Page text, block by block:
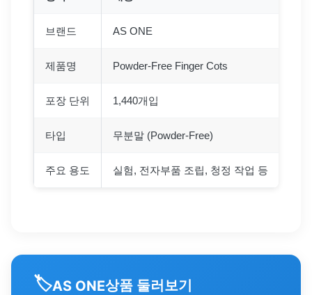
브랜드 AS ONE
제품명 Powder-Free Finger Cots
포장 단위 1,440개입
타입 무분말 (Powder-Free)
주요 용도 실험, 전자부품 조립, 청정 작업 등
🏷️AS ONE상품 둘러보기